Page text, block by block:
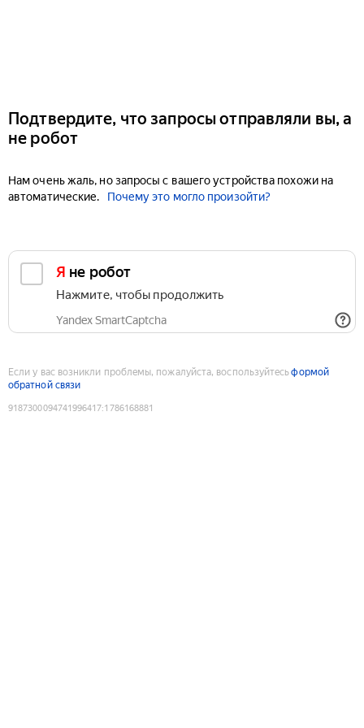
Подтвердите, что запросы отправляли вы, а
не робот
Нам очень жаль, но запросы с вашего устройства похожи на
автоматические.
Почему это могло произойти?
Я не робот
Нажмите, чтобы продолжить
Yandex SmartCaptcha
Если у вас возникли проблемы, пожалуйста, воспользуйтесьформой
обратной связи
9187300094741996417:1786168881